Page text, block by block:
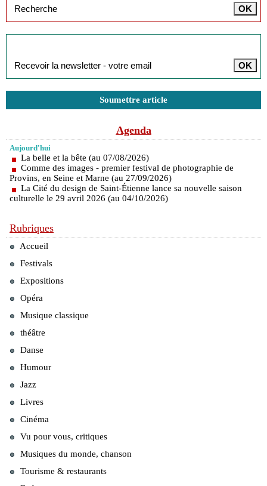
Soumettre article
Agenda
Aujourd'hui
La belle et la bête (au 07/08/2026)
Comme des images - premier festival de photographie de
Provins, en Seine et Marne (au 27/09/2026)
La Cité du design de Saint-Étienne lance sa nouvelle saison
culturelle le 29 avril 2026 (au 04/10/2026)
Rubriques
Accueil
Festivals
Expositions
Opéra
Musique classique
théâtre
Danse
Humour
Jazz
Livres
Cinéma
Vu pour vous, critiques
Musiques du monde, chanson
Tourisme & restaurants